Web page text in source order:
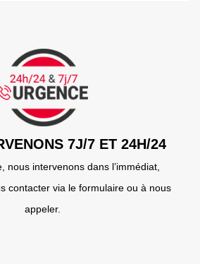
7J/7 ET 24H/24
nous intervenons dans l’immédiat,
contacter via le formulaire ou à nous
appeler.